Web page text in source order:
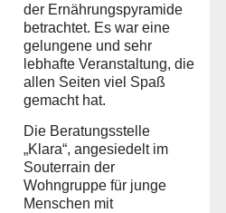
der Ernährungspyramide
betrachtet. Es war eine
gelungene und sehr
lebhafte Veranstaltung, die
allen Seiten viel Spaß
gemacht hat.
Die Beratungsstelle
„Klara“, angesiedelt im
Souterrain der
Wohngruppe für junge
Menschen mit